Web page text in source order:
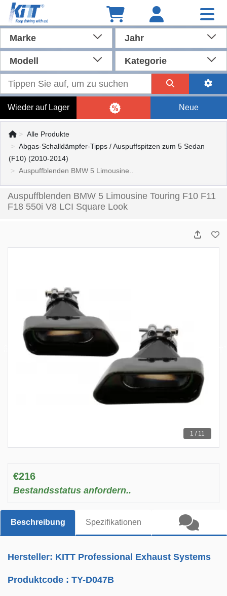
Marke Jahr
Modell Kategorie
Wieder auf Lager Neue
Alle Produkte
Abgas-Schalldämpfer-Tipps / Auspuffspitzen zum 5 Sedan
(F10) (2010-2014)
Auspuffblenden BMW 5 Limousine..
Auspuffblenden BMW 5 Limousine Touring F10 F11
F18 550i V8 LCI Square Look
1 / 11
€216
Bestandsstatus anfordern..
Beschreibung Spezifikationen
Hersteller: KITT Professional Exhaust Systems
Produktcode :TY-D047B